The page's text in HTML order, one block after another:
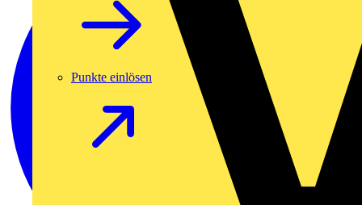
Punkte einlösen